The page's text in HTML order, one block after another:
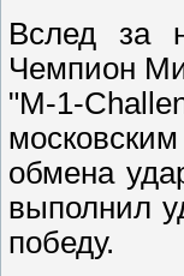
Вслед за
Чемпион
"M-1-
обмена
выполнил
победу.